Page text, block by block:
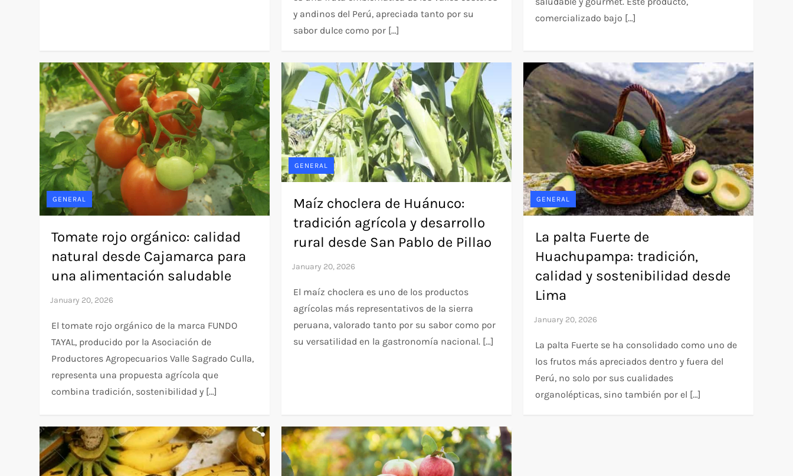
y andinos del Perú, apreciada tanto por su
sabor dulce como por […]
comercializado bajo […]
GENERAL
Tomate rojo orgánico: calidad
natural desde Cajamarca para
una alimentación saludable
El tomate rojo orgánico de la marca FUNDO
TAYAL, producido por la Asociación de
Productores Agropecuarios Valle Sagrado Culla,
representa una propuesta agrícola que
combina tradición, sostenibilidad y […]
GENERAL
Maíz choclera de Huánuco:
tradición agrícola y desarrollo
rural desde San Pablo de Pillao
El maíz choclera es uno de los productos
agrícolas más representativos de la sierra
peruana, valorado tanto por su sabor como por
su versatilidad en la gastronomía nacional. […]
GENERAL
La palta Fuerte de
Huachupampa: tradición,
calidad y sostenibilidad desde
Lima
La palta Fuerte se ha consolidado como uno de
los frutos más apreciados dentro y fuera del
Perú, no solo por sus cualidades
organolépticas, sino también por el […]